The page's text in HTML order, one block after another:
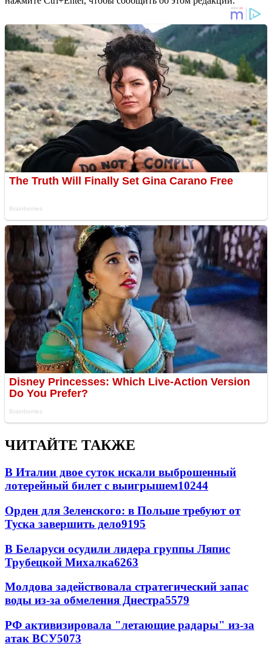
ЧИТАЙТЕ ТАКЖЕ
В Италии двое суток искали выброшенный
лотерейный билет с выигрышем10244
Орден для Зеленского: в Польше требуют от
Туска завершить дело9195
В Беларуси осудили лидера группы Ляпис
Трубецкой Михалка6263
Молдова задействовала стратегический запас
воды из-за обмеления Днестра5579
РФ активизировала "летающие радары" из-за
атак ВСУ5073